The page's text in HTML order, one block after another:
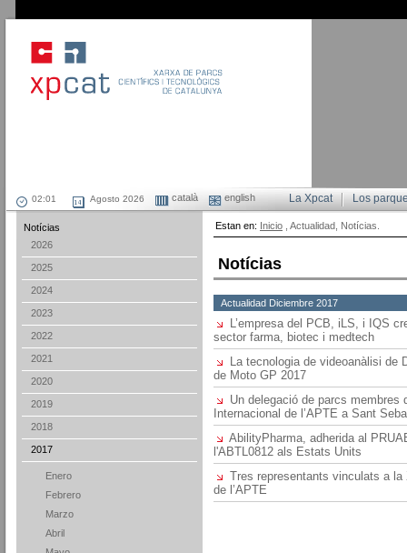
Agosto 2026 català english Los
La Xpcat
Notícias
2026
2025
2024
2023
2022
2021
2020
2019
2018
2017
Enero
Febrero
Marzo
Abril
Estan en: Inicio , Actualidad, Notícias.
Notícias
Actualidad Diciembre 2017
L’empresa del PCB, iLS, i IQS
sector farma, biotec i medtech
La tecnologia de videoanàlisi de
de Moto GP 2017
Un delegació de parcs
Internacional de l’APTE a Sant
AbilityPharma, adherida al
l'ABTL0812 als Estats Units
Tres representants vinculats a la
de l’APTE